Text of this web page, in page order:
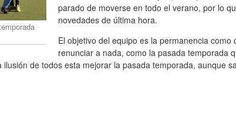
parado de moverse en todo el verano, por lo
novedades de última hora.
El objetivo del equipo es la permanencia como
renunciar a nada, como la pasada temporada
de todos esta mejorar la pasada temporada, aunque